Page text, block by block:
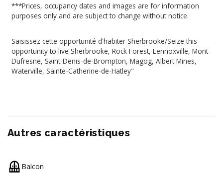
***Prices, occupancy dates and images are for information
purposes only and are subject to change without notice.
Saisissez cette opportunité d'habiter Sherbrooke/Seize this
opportunity to live Sherbrooke, Rock Forest, Lennoxville, Mont
Dufresne, Saint-Denis-de-Brompton, Magog, Albert Mines,
Waterville, Sainte-Catherine-de-Hatley"
Autres caractéristiques
Balcon